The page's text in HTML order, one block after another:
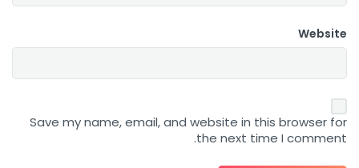
Website
Save my name, email, and website in this browser for
the next time I comment.